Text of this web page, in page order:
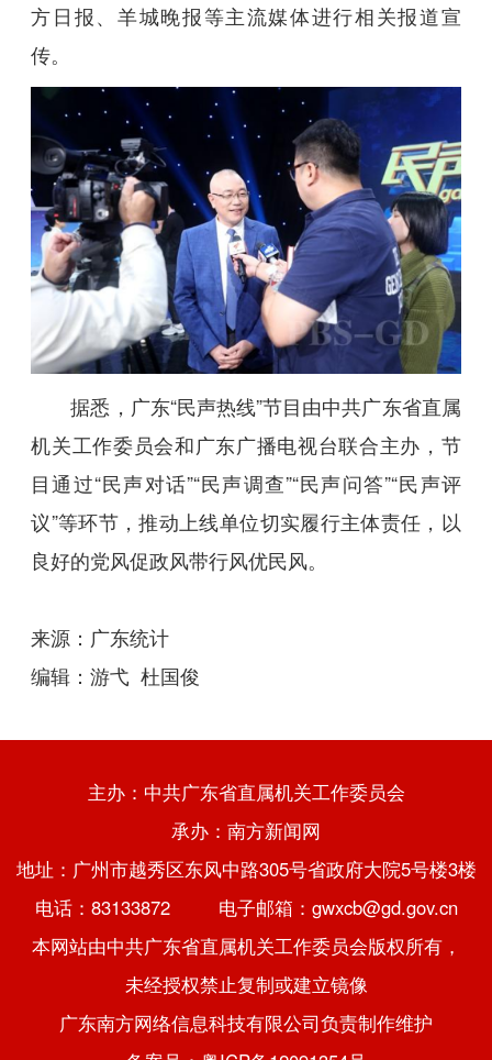
方日报、羊城晚报等主流媒体进行相关报道宣
传。
据悉，广东“民声热线”节目由中共广东省直属
机关工作委员会和广东广播电视台联合主办，节
目通过“民声对话”“民声调查”“民声问答”“民声评
议”等环节，推动上线单位切实履行主体责任，以
良好的党风促政风带行风优民风。
来源：广东统计
编辑：游弋 杜国俊
主办：中共广东省直属机关工作委员会
承办：南方新闻网
地址：广州市越秀区东风中路305号省政府大院5号楼3楼
电话：83133872 电子邮箱：gwxcb@gd.gov.cn
本网站由中共广东省直属机关工作委员会版权所有，
未经授权禁止复制或建立镜像
广东南方网络信息科技有限公司负责制作维护